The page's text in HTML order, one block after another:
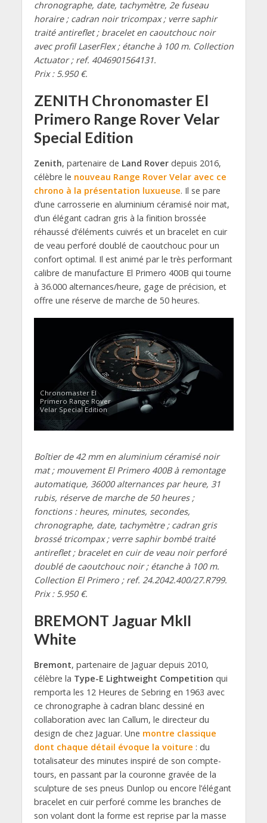
chronographe, date, tachymètre, 2e fuseau
horaire ; cadran noir tricompax ; verre saphir
traité antireflet ; bracelet en caoutchouc noir
avec profil LaserFlex ; étanche à 100 m. Collection
Actuator ; ref. 4046901564131.
Prix : 5.950 €.
ZENITH Chronomaster El
Primero Range Rover Velar
Special Edition
Zenith, partenaire de Land Roverdepuis 2016,
célèbre le nouveau Range Rover Velar avec ce
chrono à la présentation luxueuse. Il se pare
d’une carrosserie en aluminium céramisé noir mat,
d’un élégant cadran gris à la finition brossée
réhaussé d’éléments cuivrés et un bracelet en cuir
de veau perforé doublé de caoutchouc pour un
confort optimal. Il est animé par le très performant
calibre de manufacture El Primero 400B qui tourne
à 36.000 alternances/heure, gage de précision, et
offre une réserve de marche de 50 heures.
Chronomaster El
Primero Range Rover
Velar Special Edition
Boîtier de 42 mm en aluminium céramisé noir
mat ; mouvement El Primero 400B à remontage
automatique, 36000 alternances par heure, 31
rubis, réserve de marche de 50 heures ;
fonctions : heures, minutes, secondes,
chronographe, date, tachymètre ; cadran gris
brossé tricompax ; verre saphir bombé traité
antireflet ; bracelet en cuir de veau noir perforé
doublé de caoutchouc noir ; étanche à 100 m.
Collection El Primero ; ref. 24.2042.400/27.R799.
Prix : 5.950 €.
BREMONT Jaguar MkII
White
Bremont, partenaire de Jaguar depuis 2010,
célèbre la Type-E Lightweight Competition qui
remporta les 12 Heures de Sebring en 1963 avec
ce chronographe à cadran blanc dessiné en
collaboration avec Ian Callum, le directeur du
design de chez Jaguar. Une montre classique
dont chaque détail évoque la voiture : du
totalisateur des minutes inspiré de son compte-
tours, en passant par la couronne gravée de la
sculpture de ses pneus Dunlop ou encore l’élégant
bracelet en cuir perforé comme les branches de
son volant dont la forme est reprise par la masse